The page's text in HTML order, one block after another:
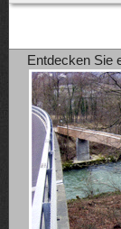
Entdecken Sie